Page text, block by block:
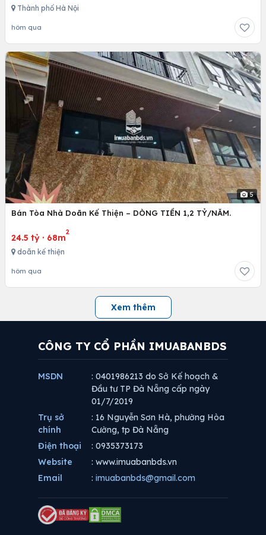
Thành phố Hà Nội
hôm qua
5
Bán Tòa Nhà Doãn Kế Thiện – DÒNG TIỀN 1,2 TỶ/NĂM.
24.5 tỷ · 68m
2
doãn kế thiện
hôm qua
Xem thêm
CÔNG TY CỔ PHẦN IMUABANBDS
MSDN
: 0401986213 do Sở Kế hoạch &
Đầu tư TP Đà Nẵng cấp ngày
01/7/2019
Trụ sở
chính
: 16 Nguyễn Sơn Hà, phường Hòa
Cường, tp Đà Nẵng
Điện thoại
: 0935373173
Website
: www.imuabanbds.vn
Email
: imuabanbds@gmail.com